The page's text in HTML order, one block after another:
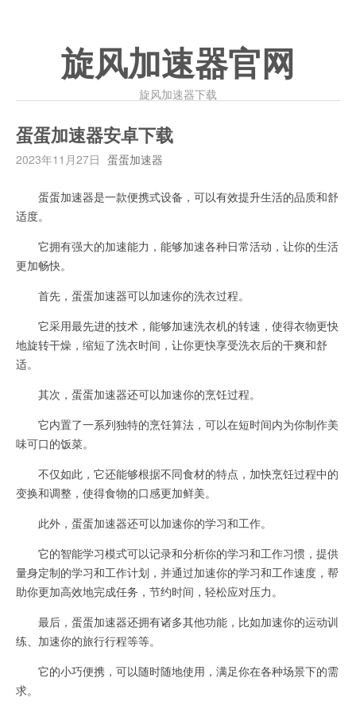
旋风加速器官网
旋风加速器下载
蛋蛋加速器安卓下载
2023年11月27日 蛋蛋加速器
蛋蛋加速器是一款便携式设备，可以有效提升生活的品质和舒
适度。
它拥有强大的加速能力，能够加速各种日常活动，让你的生活
更加畅快。
首先，蛋蛋加速器可以加速你的洗衣过程。
它采用最先进的技术，能够加速洗衣机的转速，使得衣物更快
地旋转干燥，缩短了洗衣时间，让你更快享受洗衣后的干爽和舒
适。
其次，蛋蛋加速器还可以加速你的烹饪过程。
它内置了一系列独特的烹饪算法，可以在短时间内为你制作美
味可口的饭菜。
不仅如此，它还能够根据不同食材的特点，加快烹饪过程中的
变换和调整，使得食物的口感更加鲜美。
此外，蛋蛋加速器还可以加速你的学习和工作。
它的智能学习模式可以记录和分析你的学习和工作习惯，提供
量身定制的学习和工作计划，并通过加速你的学习和工作速度，帮
助你更加高效地完成任务，节约时间，轻松应对压力。
最后，蛋蛋加速器还拥有诸多其他功能，比如加速你的运动训
练、加速你的旅行行程等等。
它的小巧便携，可以随时随地使用，满足你在各种场景下的需
求。